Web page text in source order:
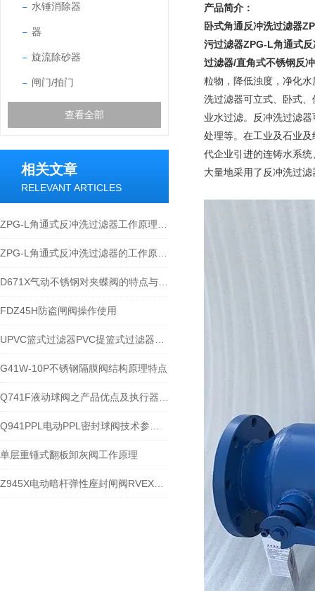
水锤消除器
器
旋流除砂器
闸门/拍门
查看全部
相关文章
RELEVANT ARTICLES
FDZ45H防盗闸阀操作使用​
G41W-10P不锈钢隔膜阀结构原理特点
单层重锤式翻板卸灰阀工作原理​
产品简介：
卧式角通反冲洗过滤器
污过滤器ZPG-L角通式
过滤器/直角式不锈钢反
粒物，降低浊度，净化
洗过滤器可立式、卧式
业水过滤。反冲洗过滤
处理等。在工业及石业
代企业引进的连铸水系
大量地采用了反冲洗过滤